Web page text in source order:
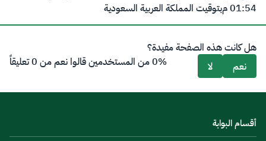
01:54 م
بتوقيت المملكة العربية السعودية
هل كانت هذه الصفحة مفيدة؟
نعم
لا 0% من المستخدمين قالوا نعم من 0 تعليقاً
أقسام البوابة